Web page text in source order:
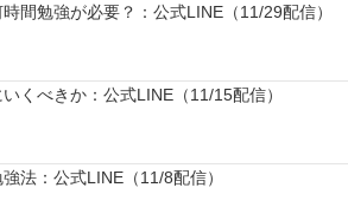
間勉強が必要？：公式LINE（11/29配信）
くべきか：公式LINE（11/15配信）
法：公式LINE（11/8配信）